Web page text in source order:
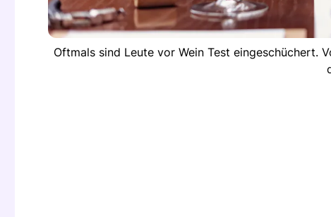
Oftmals sind Leute vor Wein Test eingeschüchert.